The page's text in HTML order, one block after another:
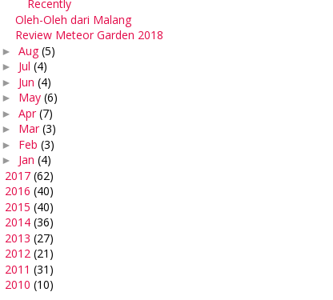
Recently
Oleh-Oleh dari Malang
Review Meteor Garden 2018
► Aug(5)
► Jul (4)
► Jun (4)
► May (6)
► Apr(7)
► Mar(3)
► Feb (3)
► Jan (4)
2017 (62)
2016 (40)
2015 (40)
2014 (36)
2013 (27)
2012 (21)
2011 (31)
2010 (10)